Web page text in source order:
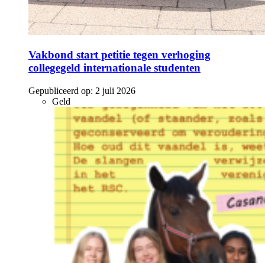
Vakbond start petitie tegen verhoging
collegegeld internationale studenten
Gepubliceerd op: 2 juli 2026
Geld